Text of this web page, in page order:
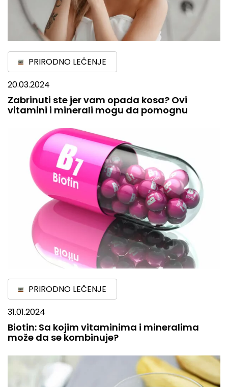
PRIRODNO LEČENJE
20.03.2024
Zabrinuti ste jer vam opada kosa? Ovi
vitamini i minerali mogu da pomognu
PRIRODNO LEČENJE
31.01.2024
Biotin: Sa kojim vitaminima i mineralima
može da se kombinuje?